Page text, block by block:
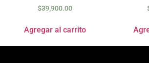
$39,900.00
Agregar al carrito